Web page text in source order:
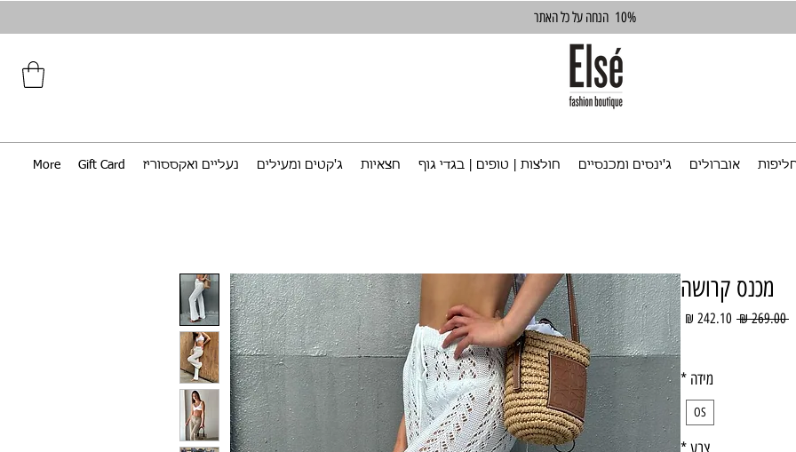
10% הנחה על כל האתר
אוברולים ג'ינסים ומכנסיים חולצות | טופים | בגדי גוף חצאיות ג'קטים ומעילים נעליים ואקססוריז Gift Card
More
מכנס קרושה
‏269.00 ‏₪
מחיר
מחיר
מבצע
מידה *
OS